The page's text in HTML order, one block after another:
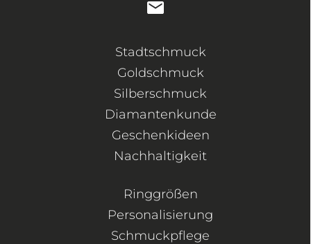
Stadtschmuck
Goldschmuck
Silberschmuck
Diamantenkunde
Geschenkideen
Nachhaltigkeit
Ringgrößen
Personalisierung
Schmuckpflege